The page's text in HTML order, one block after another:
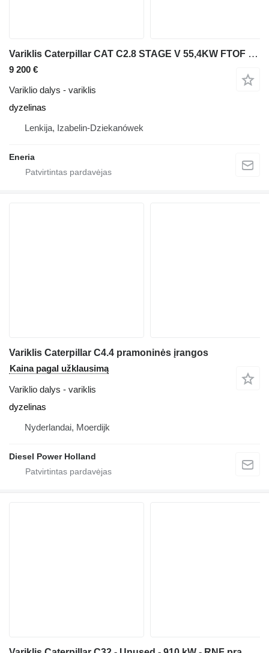
Variklis Caterpillar CAT C2.8 STAGE V 55,4KW FTOF 12V Pronar RÓŻNE
9 200 €
Variklio dalys - variklis
dyzelinas
Lenkija, Izabelin-Dziekanówek
Eneria
Variklis Caterpillar C4.4 pramoninės įrangos
Kaina pagal užklausimą
Variklio dalys - variklis
dyzelinas
Nyderlandai, Moerdijk
Diesel Power Holland